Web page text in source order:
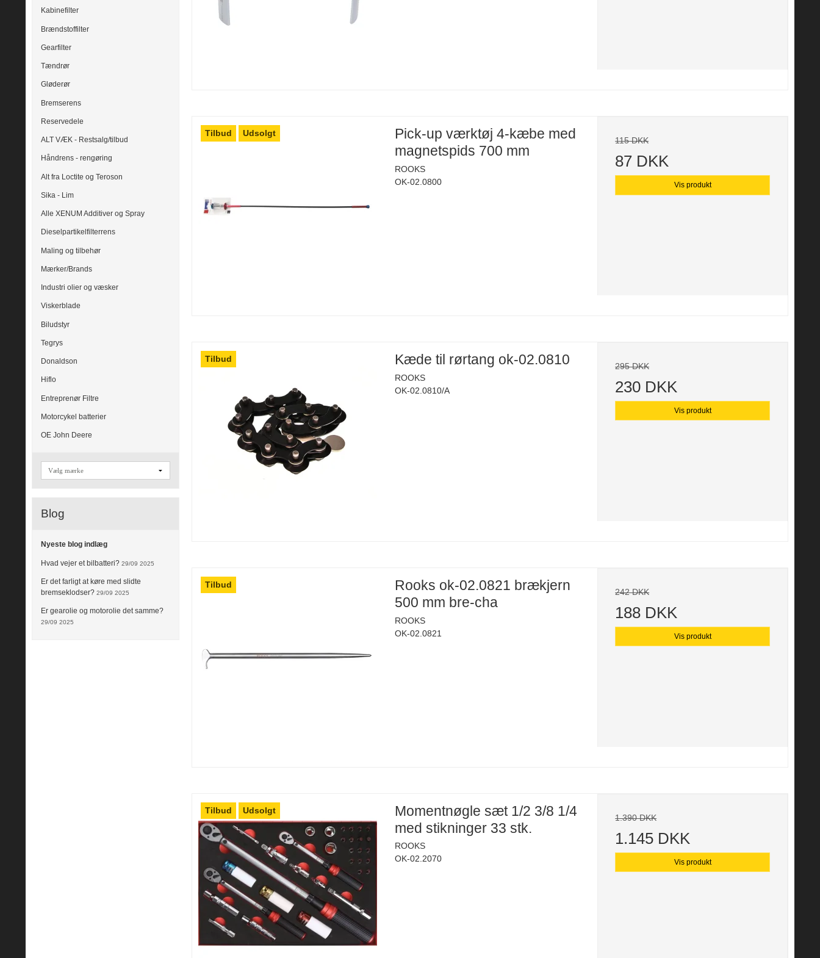
Kabinefilter
Brændstoffilter
Gearfilter
Tændrør
Gløderør
Bremserens
Reservedele
ALT VÆK - Restsalg/tilbud
Håndrens - rengøring
Alt fra Loctite og Teroson
Sika - Lim
Alle XENUM Additiver og Spray
Dieselpartikelfilterrens
Maling og tilbehør
Mærker/Brands
Industri olier og væsker
Viskerblade
Biludstyr
Tegrys
Donaldson
Hiflo
Entreprenør Filtre
Motorcykel batterier
OE John Deere
Blog
Nyeste blog indlæg
Hvad vejer et bilbatteri? 29/09 2025
Er det farligt at køre med slidte
bremseklodser? 29/09 2025
Er gearolie og motorolie det samme?
29/09 2025
Tilbud Udsolgt
Pick-up værktøj 4-kæbe med
magnetspids 700 mm
ROOKS
OK-02.0800
115 DKK
87 DKK
Vis produkt
Tilbud Kæde til rørtang ok-02.0810
ROOKS
OK-02.0810/A
295 DKK
230 DKK
Vis produkt
Tilbud
Rooks ok-02.0821 brækjern
500 mm bre-cha
ROOKS
OK-02.0821
242 DKK
188 DKK
Vis produkt
Tilbud Udsolgt
Momentnøgle sæt 1/2 3/8 1/4
med stikninger 33 stk.
ROOKS
OK-02.2070
1.390 DKK
1.145 DKK
Vis produkt